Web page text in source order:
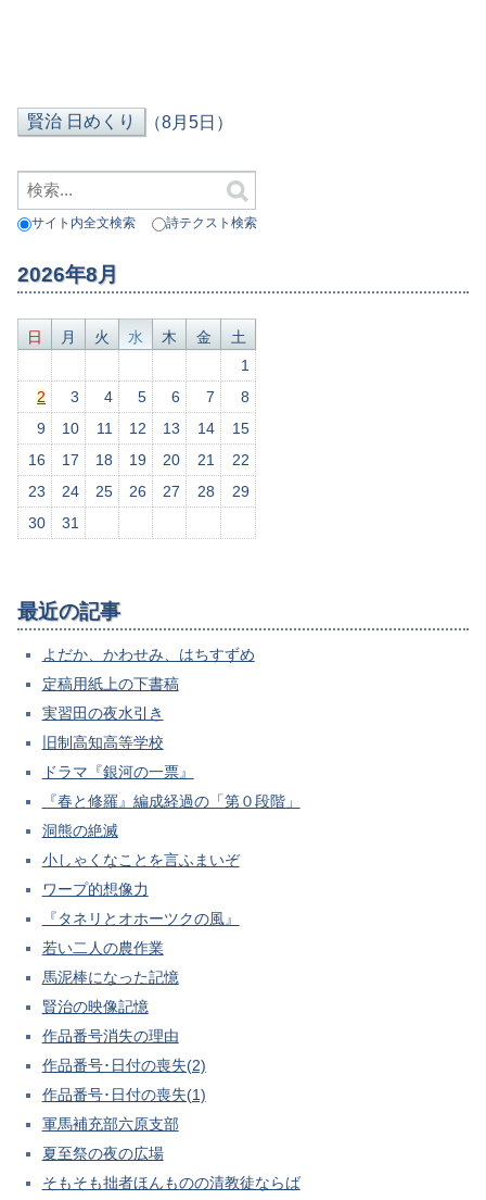
（8月5日）
サイト内全文検索 詩テクスト検索
2026年8月
日 月 火 水 木 金
土
1
2
3 4 5 6 7
8
9
10 11 12 13 14
15
16
17 18 19 20 21
22
23
24 25 26 27 28
29
30
31
最近の記事
よだか、かわせみ、はちすずめ
定稿用紙上の下書稿
実習田の夜水引き
旧制高知高等学校
ドラマ『銀河の一票』
『春と修羅』編成経過の「第０段階」
洞熊の絶滅
小しゃくなことを言ふまいぞ
ワープ的想像力
『タネリとオホーツクの風』
若い二人の農作業
馬泥棒になった記憶
賢治の映像記憶
作品番号消失の理由
作品番号･日付の喪失(2)
作品番号･日付の喪失(1)
軍馬補充部六原支部
夏至祭の夜の広場
そもそも拙者ほんものの清教徒ならば